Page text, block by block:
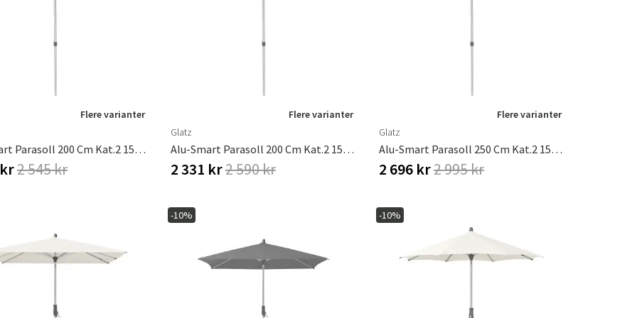
Baderomsinnredning
Flere varianter
Alu-Smart Parasoll 200 Cm Kat.2 156 Pale Grey
2 545 kr
Flere varianter
Glatz
Alu-Smart Parasoll 200 Cm Kat.2 158 Off White
2 331 kr2 590 kr
Flere varianter
Glatz
Alu-Smart Parasoll 250 Cm Kat.2 156 Pale Grey
2 696 kr2 995 kr
-10% -10%